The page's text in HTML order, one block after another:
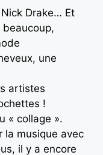
Drake… Et
une
artistes
!
« collage ».
la musique avec
il y a encore